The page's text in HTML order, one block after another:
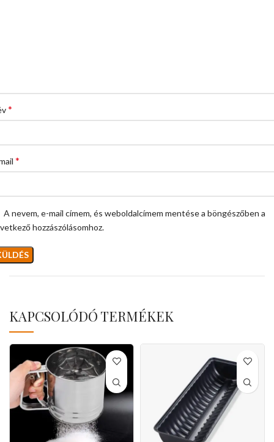
*
*
A nevem, e-mail címem, és weboldalcímem mentése a böngészőben a
hozzászólásomhoz.
KAPCSOLÓDÓ TERMÉKEK